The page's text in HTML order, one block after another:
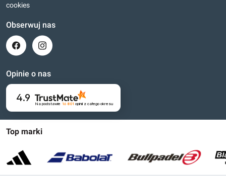
Top marki
cookies
Obserwuj nas
Opinie o nas
4.9
Na podstawie 16 801 opinii z całego okresu